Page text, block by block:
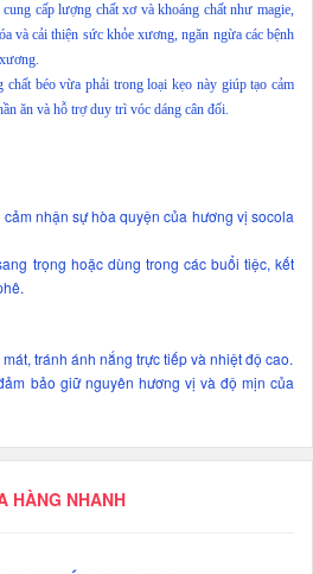
cấp lượng chất xơ và khoáng chất như magie,
và cải thiện sức khỏe xương, ngăn ngừa các bệnh
béo vừa phải trong loại kẹo này giúp tạo cảm
ăn và hỗ trợ duy trì vóc dáng cân đối.
nhận sự hòa quyện của hương vị socola
trọng hoặc dùng trong các buổi tiệc, kết
tránh ánh nắng trực tiếp và nhiệt độ cao.
bảo giữ nguyên hương vị và độ mịn của
HÀNG NHANH